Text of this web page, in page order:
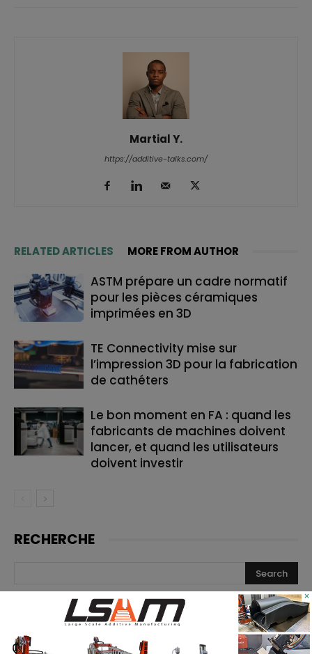
Martial Y.
https://additive-talks.com/
RELATED ARTICLES MORE FROM AUTHOR
ASTM prépare un cadre normatif
pour les pièces céramiques
imprimées en 3D
TE Connectivity mise sur
l’impression 3D pour la fabrication
de cathéters
Le bon moment en FA : quand les
fabricants de machines doivent
lancer, et quand les utilisateurs
doivent investir
RECHERCHE
×